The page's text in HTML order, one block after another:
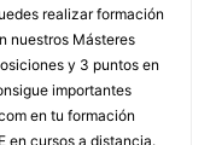
realizar formación
nuestros Másteres
y 3 puntos en
importantes
en tu formación
en cursos a distancia.